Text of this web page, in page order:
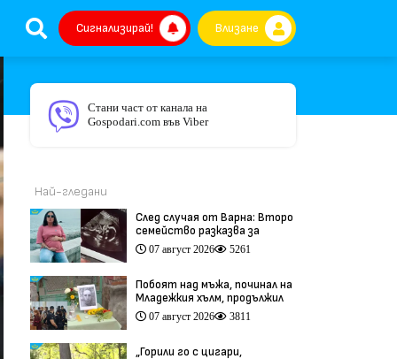
Сигнализирай! Влизане
Стани част от канала на
Gospodari.com във Viber
Най-гледани
След случая от Варна: Второ
семейство разказва за
трагедия след бременност
при същия лекар (видео)
07 август 2026 5261
Побоят над мъжа, починал на
Младежкия хълм, продължил
повече от час (видео)
07 август 2026 3811
„Горили го с цигари,